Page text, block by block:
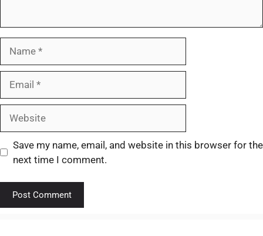
Save my name, email, and website in this browser for the
next time I comment.